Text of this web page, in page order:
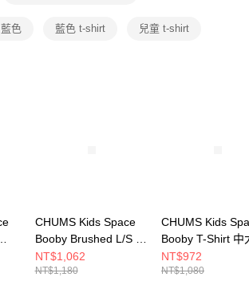
事先徵得法定代理人或監護人之同意方可使用
後付」時，將依據個別帳號之用戶狀況，依本公司即
色 藍色 t-shirt 兒童 t-shirt
CHUMS Kids Space
Booby Brushed L/S T-
Shirt 中大童 長袖上衣
藍色 CH211411A001
NT$1,062
NT$1,180
CHUMS Kids
Booby T-Shirt 中
短袖上衣 米灰色
CH211356G057
NT$972
NT$1,080